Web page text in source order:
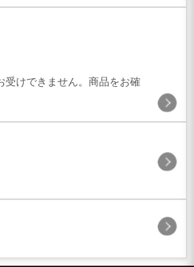
受けできません。商品をお確